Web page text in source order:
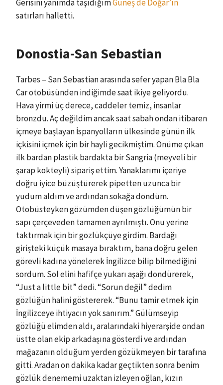
Gerisini yanımda taşıdığımGüneş de Doğar’ın
satırları halletti.
Donostia-San Sebastian
Tarbes – San Sebastian arasında sefer yapan Bla Bla
Car otobüsünden indiğimde saat ikiye geliyordu.
Hava yirmi üç derece, caddeler temiz, insanlar
bronzdu. Aç değildim ancak saat sabah ondan itibaren
içmeye başlayan İspanyolların ülkesinde günün ilk
içkisini içmek için bir hayli gecikmiştim. Önüme çıkan
ilk bardan plastik bardakta bir Sangria (meyveli bir
şarap kokteyli) sipariş ettim. Yanaklarımı içeriye
doğru iyice büzüştürerek pipetten uzunca bir
yudum aldım ve ardından sokağa döndüm.
Otobüsteyken gözümden düşen gözlüğümün bir
sapı çerçeveden tamamen ayrılmıştı. Onu yerine
taktırmak için bir gözlükçüye girdim. Bardağı
girişteki küçük masaya bıraktım, bana doğru gelen
görevli kadına yönelerek İngilizce bilip bilmediğini
sordum. Sol elini hafifçe yukarı aşağı döndürerek,
“Just a little bit” dedi. “Sorun değil” dedim
gözlüğün halini göstererek. “Bunu tamir etmek için
İngilizceye ihtiyacın yok sanırım.” Gülümseyip
gözlüğü elimden aldı, aralarındaki hiyerarşide ondan
üstte olan ekip arkadaşına gösterdi ve ardından
mağazanın olduğum yerden gözükmeyen bir tarafına
gitti. Aradan on dakika kadar geçtikten sonra benim
gözlük denememi uzaktan izleyen oğlan, kızın